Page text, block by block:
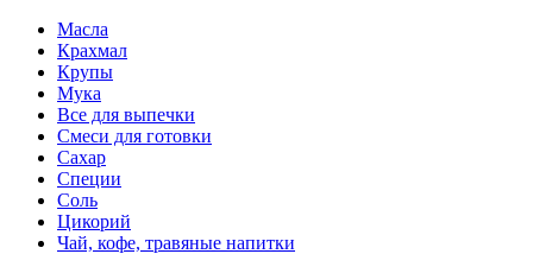
Масла
Крахмал
Крупы
Мука
Все для выпечки
Смеси для готовки
Сахар
Специи
Соль
Цикорий
Чай, кофе, травяные напитки